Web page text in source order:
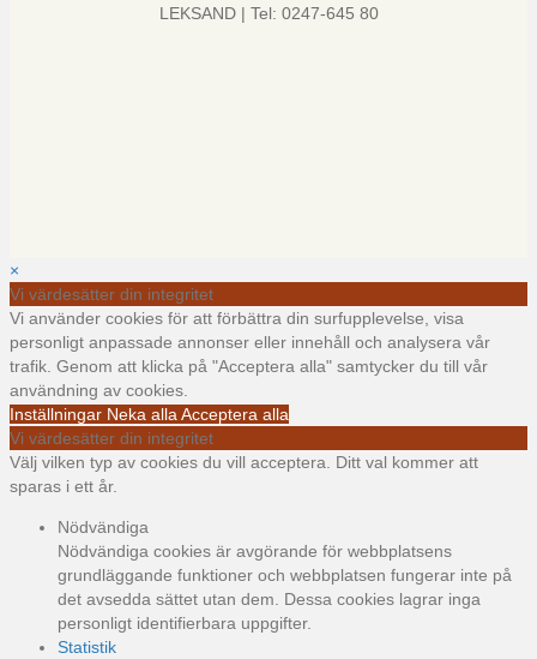
LEKSAND | Tel: 0247-645 80
×
Vi värdesätter din integritet
Vi använder cookies för att förbättra din surfupplevelse, visa
personligt anpassade annonser eller innehåll och analysera vår
trafik. Genom att klicka på "Acceptera alla" samtycker du till vår
användning av cookies.
Inställningar Neka alla Acceptera alla
Vi värdesätter din integritet
Välj vilken typ av cookies du vill acceptera. Ditt val kommer att
sparas i ett år.
Nödvändiga
Nödvändiga cookies är avgörande för webbplatsens
grundläggande funktioner och webbplatsen fungerar inte på
det avsedda sättet utan dem. Dessa cookies lagrar inga
personligt identifierbara uppgifter.
Statistik